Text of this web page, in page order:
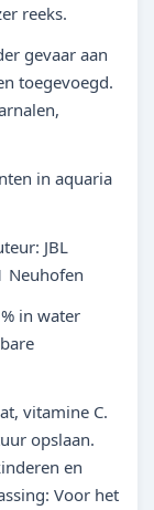
reeks.
gevaar aan
toegevoegd.
in aquaria
JBL
Neuhofen
in water
vitamine C.
opslaan.
en
Voor het